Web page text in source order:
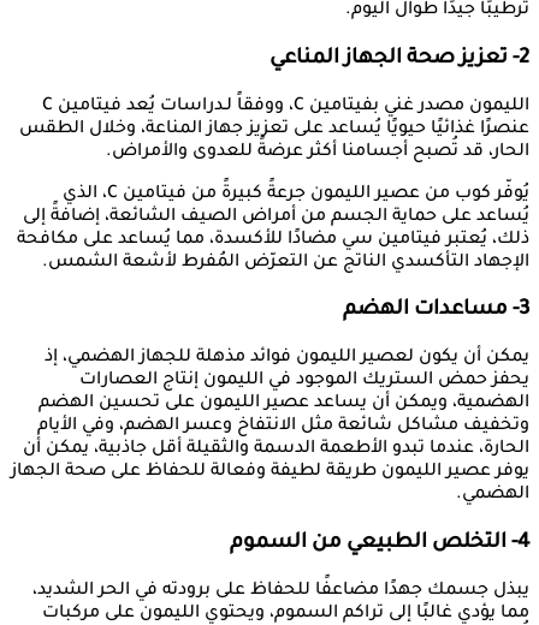
ترطيبًا جيدًا طوال اليوم.
2- تعزيز صحة الجهاز المناعي
الليمون مصدر غني بفيتامين C، ووفقاً لـدراسات يُعد فيتامين C
عنصرًا غذائيًا حيويًا يُساعد على تعزيز جهاز المناعة، وخلال الطقس
الحار، قد تُصبح أجسامنا أكثر عرضةً للعدوى والأمراض.
يُوفّر كوب من عصير الليمون جرعةً كبيرةً من فيتامين C، الذي
يُساعد على حماية الجسم من أمراض الصيف الشائعة، إضافةً إلى
ذلك، يُعتبر فيتامين سي مضادًا للأكسدة، مما يُساعد على مكافحة
الإجهاد التأكسدي الناتج عن التعرّض المُفرط لأشعة الشمس.
3- مساعدات الهضم
يمكن أن يكون لعصير الليمون فوائد مذهلة للجهاز الهضمي، إذ
يحفز حمض الستريك الموجود في الليمون إنتاج العصارات
الهضمية، ويمكن أن يساعد عصير الليمون على تحسين الهضم
وتخفيف مشاكل شائعة مثل الانتفاخ وعسر الهضم، وفي الأيام
الحارة، عندما تبدو الأطعمة الدسمة والثقيلة أقل جاذبية، يمكن أن
يوفر عصير الليمون طريقة لطيفة وفعالة للحفاظ على صحة الجهاز
الهضمي.
4- التخلص الطبيعي من السموم
يبذل جسمك جهدًا مضاعفًا للحفاظ على برودته في الحر الشديد،
مما يؤدي غالبًا إلى تراكم السموم، ويحتوي الليمون على مركبات